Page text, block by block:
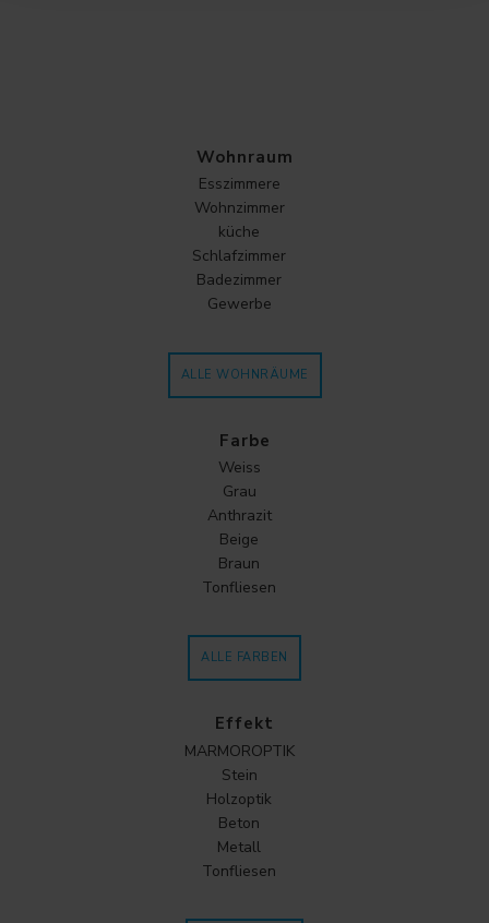
Wohnraum
Esszimmere
Wohnzimmer
küche
Schlafzimmer
Badezimmer
Gewerbe
ALLE WOHNRÄUME
Farbe
Weiss
Grau
Anthrazit
Beige
Braun
Tonfliesen
ALLE FARBEN
Effekt
MARMOROPTIK
Stein
Holzoptik
Beton
Metall
Tonfliesen